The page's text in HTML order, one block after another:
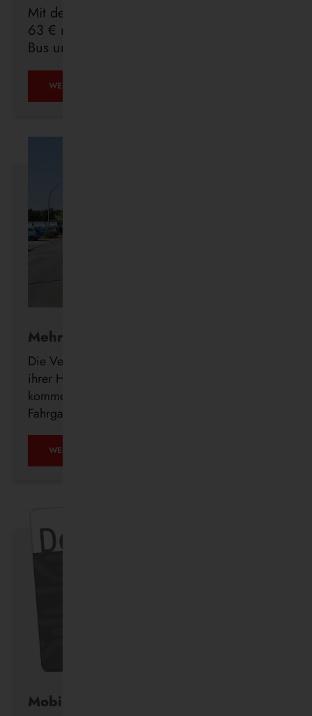
Mit dem Deutschlandticket sind Sie für
63 € monatlich in ganz Deutschland mit
Bus und Bahn unterwegs.
WEITERLESEN …
Mehr Komfort für Fahrgäste
Die Vestische investiert weiter in den Ausbau
ihrer Haltestelleninfrastruktur und errichtet in den
kommenden Wochen insgesamt 23 neue
Fahrgastunterstände im Bedienungsgebiet.
WEITERLESEN …
Mobil ohne Auto